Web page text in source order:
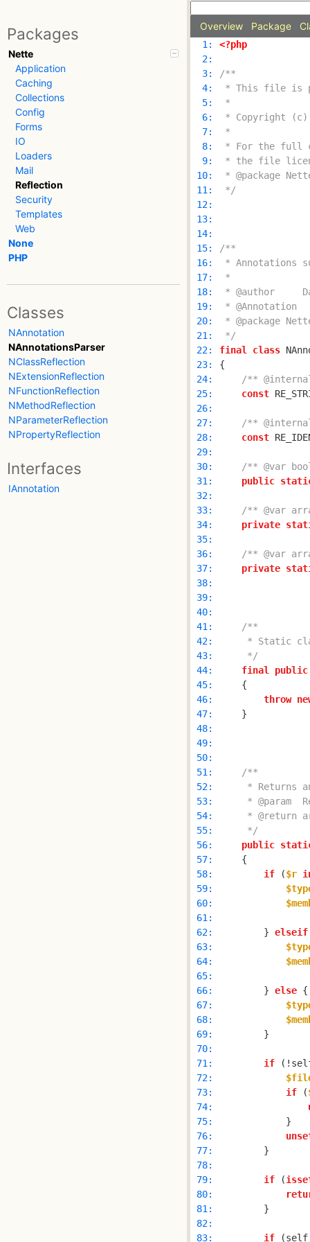
Packages
Nette
Application
Caching
Collections
Config
Forms
IO
Loaders
Mail
Reflection
Security
Templates
Web
None
PHP
Classes
NAnnotation
NAnnotationsParser
NClassReflection
NExtensionReflection
NFunctionReflection
NMethodReflection
NParameterReflection
NPropertyReflection
Interfaces
IAnnotation
Overview Package
  1:
<?php
  2:
  3:
  4:
  5:
  6:
  7:
  8:
  9:
10:
11:
*/
12:
13:
14:
15:
16:
17:
18:
19:
20:
21:
*/
22:
final
class
23:
24:
/**
25:
const
26:
27:
/**
28:
const
29:
30:
/** @var
31:
public
32:
33:
/** @var
34:
private
35:
36:
/** @var
37:
private
38:
39:
40:
41:
42:
43:
     */
44:
final
public
45:
46:
throw
47:
48:
49:
50:
51:
52:
53:
54:
55:
     */
56:
public
57:
58:
if ($r
59:
60:
61:
62:
        }
elseif
63:
64:
65:
66:
        }
else
67:
68:
69:
70:
71:
if
72:
73:
if (
74:
75:
76:
77:
78:
79:
if (
80:
81:
82:
83:
if